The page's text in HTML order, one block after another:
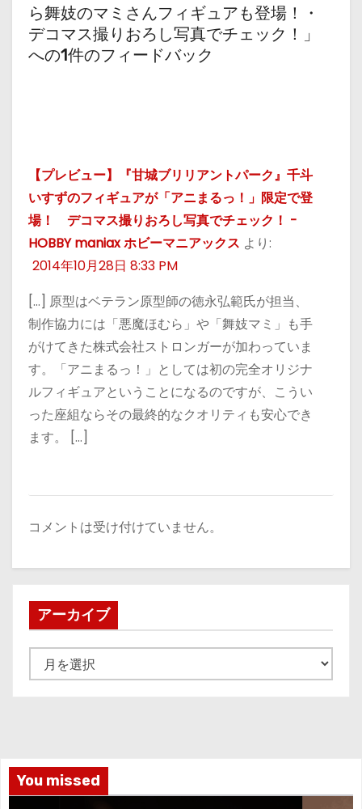
ら舞妓のマミさんフィギュアも登場！・
デコマス撮りおろし写真でチェック！」
への1件のフィードバック
【プレビュー】『甘城ブリリアントパーク』千斗
いすずのフィギュアが「アニまるっ！」限定で登
場！ デコマス撮りおろし写真でチェック！ -
HOBBY maniax ホビーマニアックス より:
2014年10月28日 8:33 PM
[…] 原型はベテラン原型師の徳永弘範氏が担当、
制作協力には「悪魔ほむら」や「舞妓マミ」も手
がけてきた株式会社ストロンガーが加わっていま
す。「アニまるっ！」としては初の完全オリジナ
ルフィギュアということになるのですが、こうい
った座組ならその最終的なクオリティも安心でき
ます。 […]
コメントは受け付けていません。
アーカイブ
ー
You missed